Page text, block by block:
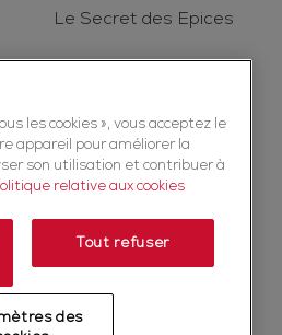
Le Secret des Epices
& Company, Inc). Tous droits
Politique relative aux cookies
aux qualités et caractéristiques
les cookies », vous acceptez le
appareil pour améliorer la
son utilisation et contribuer à
relative aux cookies
Tout refuser
des